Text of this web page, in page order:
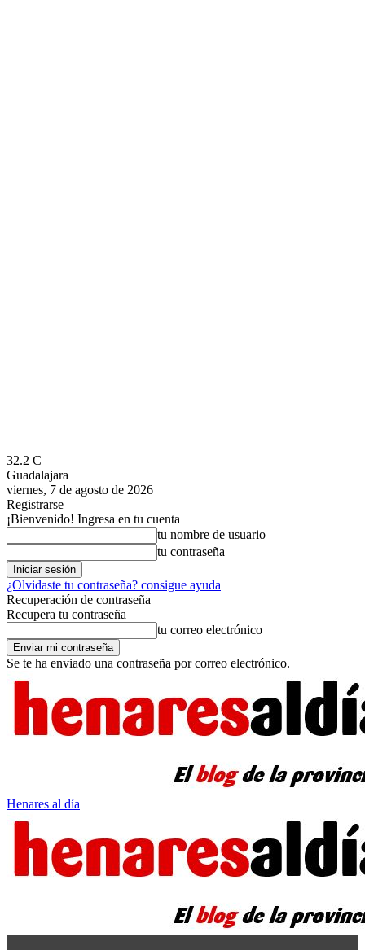
32.2 C
Guadalajara
viernes, 7 de agosto de 2026
Registrarse
¡Bienvenido! Ingresa en tu cuenta
tu nombre de usuario
tu contraseña
¿Olvidaste tu contraseña? consigue ayuda
Recuperación de contraseña
Recupera tu contraseña
tu correo electrónico
Se te ha enviado una contraseña por correo electrónico.
Henares al día